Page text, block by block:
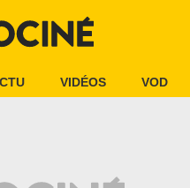
VIDÉOS VOD